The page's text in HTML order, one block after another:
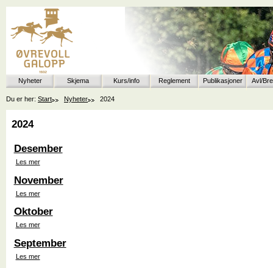
Nyheter Skjema Kurs/info Reglement Publikasjoner Avl/
Du er her: Start Nyheter 2024
2024
Desember
Les mer
November
Les mer
Oktober
Les mer
September
Les mer